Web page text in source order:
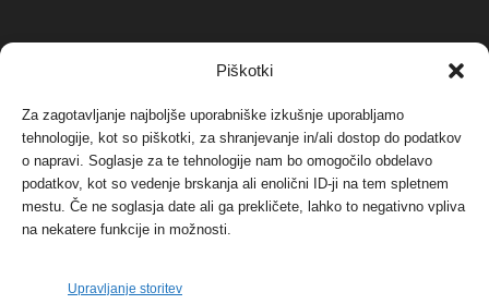
Piškotki
Za zagotavljanje najboljše uporabniške izkušnje uporabljamo
tehnologije, kot so piškotki, za shranjevanje in/ali dostop do podatkov
o napravi. Soglasje za te tehnologije nam bo omogočilo obdelavo
podatkov, kot so vedenje brskanja ali enolični ID-ji na tem spletnem
mestu. Če ne soglasja date ali ga prekličete, lahko to negativno vpliva
na nekatere funkcije in možnosti.
Upravljanje storitev
NAJBOLJ KOMENTIRANO
Protest proti vetrnim elektrarnam na Ojstrici, v
svetu pa vedno bolj...
Dogodki 12. maja, 2017
Tožilstvo v Celovcu v korist elektrarnam
Verbund